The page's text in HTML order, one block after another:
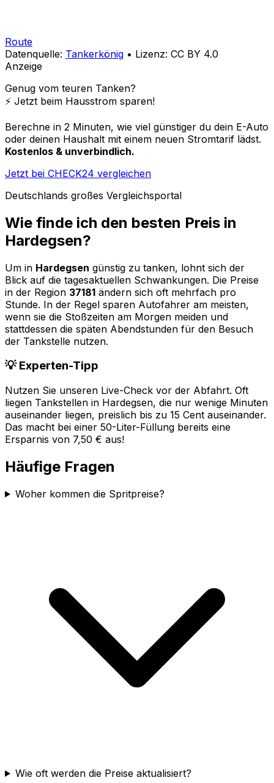
Route
Datenquelle: Tankerkönig • Lizenz: CC BY 4.0
Anzeige
Genug vom teuren Tanken?
⚡️ Jetzt beim Hausstrom sparen!
Berechne in 2 Minuten, wie viel günstiger du dein E-Auto
oder deinen Haushalt mit einem neuen Stromtarif lädst.
Kostenlos & unverbindlich.
Jetzt bei CHECK24 vergleichen
Deutschlands großes Vergleichsportal
Wie finde ich den besten Preis in
Hardegsen?
Um in Hardegsen günstig zu tanken, lohnt sich der
Blick auf die tagesaktuellen Schwankungen. Die Preise
in der Region 37181 ändern sich oft mehrfach pro
Stunde. In der Regel sparen Autofahrer am meisten,
wenn sie die Stoßzeiten am Morgen meiden und
stattdessen die späten Abendstunden für den Besuch
der Tankstelle nutzen.
💡 Experten-Tipp
Nutzen Sie unseren Live-Check vor der Abfahrt. Oft
liegen Tankstellen in Hardegsen, die nur wenige Minuten
auseinander liegen, preislich bis zu 15 Cent auseinander.
Das macht bei einer 50-Liter-Füllung bereits eine
Ersparnis von 7,50 € aus!
Häufige Fragen
Woher kommen die Spritpreise?
Wie oft werden die Preise aktualisiert?